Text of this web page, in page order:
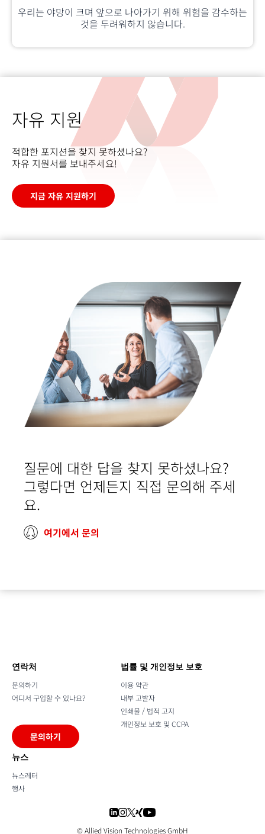
우리는 야망이 크며 앞으로 나아가기 위해 위험을 감수하는
것을 두려워하지 않습니다.
자유 지원
적합한 포지션을 찾지 못하셨나요?
자유 지원서를 보내주세요!
지금 자유 지원하기
질문에 대한 답을 찾지 못하셨나요?
그렇다면 언제든지 직접 문의해 주세
요.
여기에서 문의
연락처
문의하기
어디서 구입할 수 있나요?
문의하기
법률 및 개인정보 보호
이용 약관
내부 고발자
인쇄물 / 법적 고지
개인정보 보호 및 CCPA
뉴스
뉴스레터
행사
© Allied Vision Technologies GmbH